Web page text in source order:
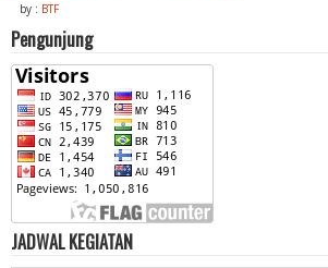
by : BTF
Pengunjung
JADWAL KEGIATAN